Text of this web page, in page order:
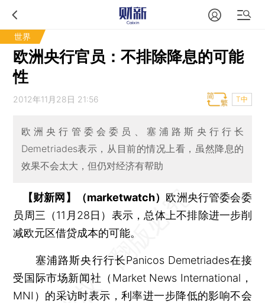
世界
欧洲央行官员：不排除降息的可能
性
2012年11月28日 21:56 T中
欧洲央行管委会委员、塞浦路斯央行行长
Demetriades表示，从目前的情况上看，虽然降息的
效果不会太大，但仍对经济有帮助
【财新网】（marketwatch） 欧洲央行管委会委
员周三（11月28日）表示，总体上不排除进一步削
减欧元区借贷成本的可能。
塞浦路斯央行行长Panicos Demetriades在接
受国际市场新闻社（Market News International，
MNI）的采访时表示，利率进一步降低的影响不会